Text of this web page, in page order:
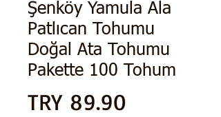
Şenköy Yamula Ala
Patlıcan Tohumu
Doğal Ata Tohumu
Pakette 100 Tohum
TRY 89.90Price